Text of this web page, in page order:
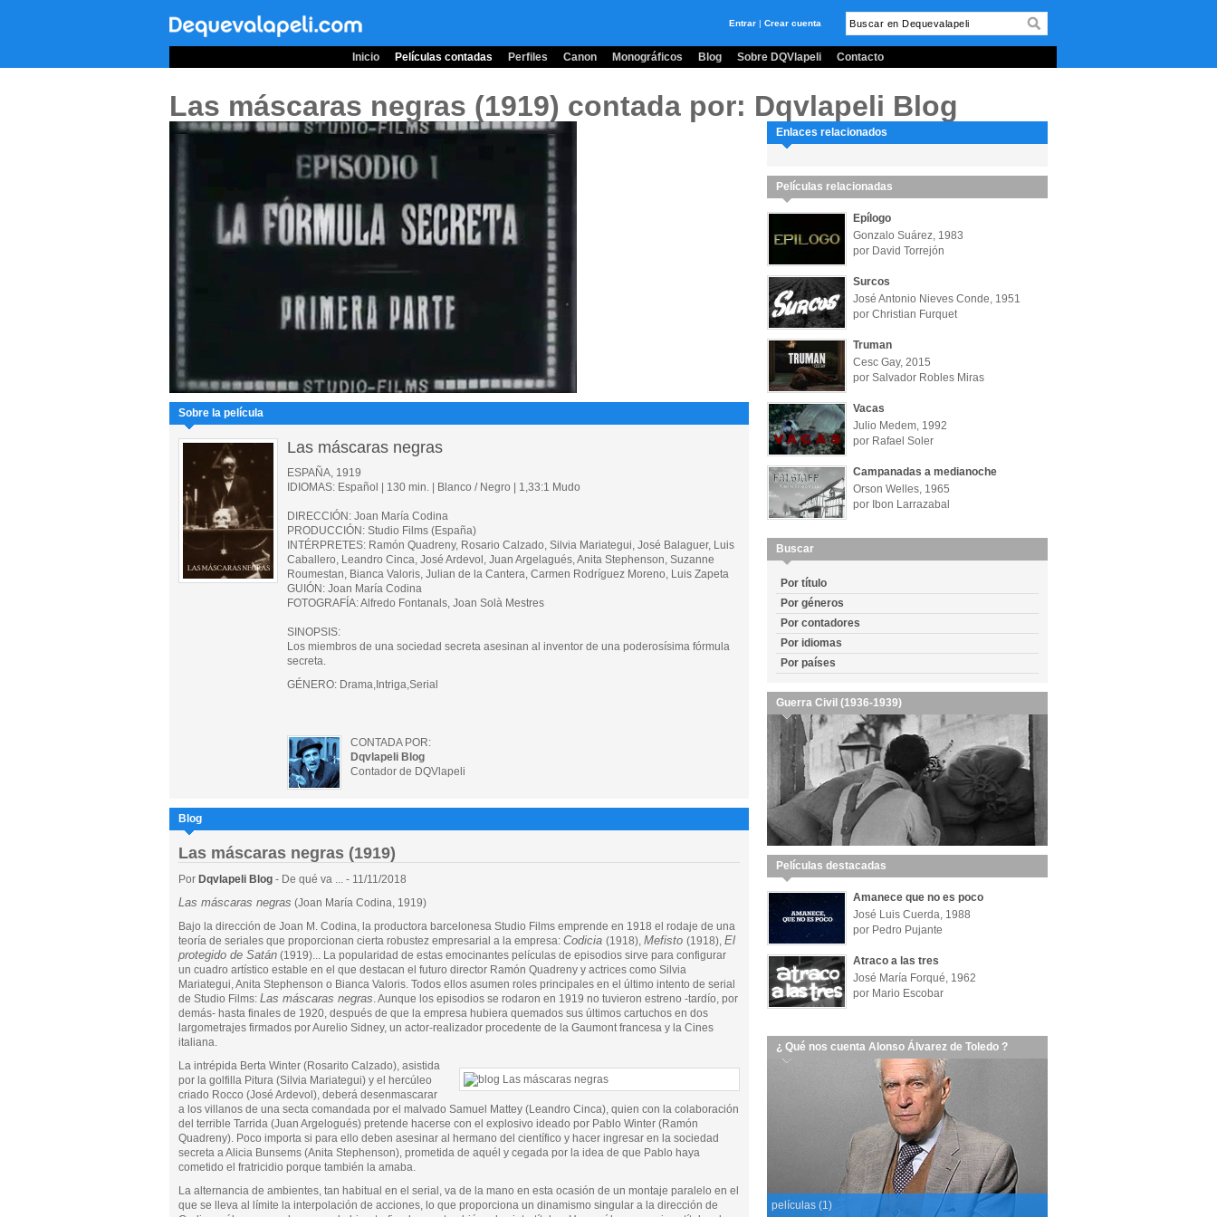
Entrar | Crear cuenta
Inicio Películas contadas Perfiles Canon Monográficos Blog Sobre DQVlapeli Contacto
Las máscaras negras (1919) contada por: Dqvlapeli Blog
Sobre la película
Las máscaras negras
ESPAÑA, 1919
IDIOMAS: Español | 130 min. | Blanco / Negro | 1,33:1 Mudo
DIRECCIÓN: Joan María Codina
PRODUCCIÓN: Studio Films (España)
INTÉRPRETES: Ramón Quadreny, Rosario Calzado, Silvia Mariategui, José Balaguer, Luis
Caballero, Leandro Cinca, José Ardevol, Juan Argelagués, Anita Stephenson, Suzanne
Roumestan, Bianca Valoris, Julian de la Cantera, Carmen Rodríguez Moreno, Luis Zapeta
GUIÓN: Joan María Codina
FOTOGRAFÍA: Alfredo Fontanals, Joan Solà Mestres
SINOPSIS:
Los miembros de una sociedad secreta asesinan al inventor de una poderosísima fórmula
secreta.
GÉNERO: Drama,Intriga,Serial
CONTADA POR:
Dqvlapeli Blog
Contador de DQVlapeli
Blog
Las máscaras negras (1919)
Por Dqvlapeli Blog - De qué va ... - 11/11/2018
Las máscaras negras (Joan María Codina, 1919)
Bajo la dirección de Joan M. Codina, la productora barcelonesa Studio Films emprende en 1918 el rodaje de una
teoría de seriales que proporcionan cierta robustez empresarial a la empresa: Codicia (1918), Mefisto (1918), El
protegido de Satán (1919)... La popularidad de estas emocinantes películas de episodios sirve para configurar
un cuadro artístico estable en el que destacan el futuro director Ramón Quadreny y actrices como Silvia
Mariategui, Anita Stephenson o Bianca Valoris. Todos ellos asumen roles principales en el último intento de serial
de Studio Films: Las máscaras negras. Aunque los episodios se rodaron en 1919 no tuvieron estreno -tardío, por
demás- hasta finales de 1920, después de que la empresa hubiera quemados sus últimos cartuchos en dos
largometrajes firmados por Aurelio Sidney, un actor-realizador procedente de la Gaumont francesa y la Cines
italiana.
La intrépida Berta Winter (Rosarito Calzado), asistida
por la golfilla Pitura (Silvia Mariategui) y el hercúleo
criado Rocco (José Ardevol), deberá desenmascarar
a los villanos de una secta comandada por el malvado Samuel Mattey (Leandro Cinca), quien con la colaboración
del terrible Tarrida (Juan Argelogués) pretende hacerse con el explosivo ideado por Pablo Winter (Ramón
Quadreny). Poco importa si para ello deben asesinar al hermano del científico y hacer ingresar en la sociedad
secreta a Alicia Bunsems (Anita Stephenson), prometida de aquél y cegada por la idea de que Pablo haya
cometido el fratricidio porque también la amaba.
La alternancia de ambientes, tan habitual en el serial, va de la mano en esta ocasión de un montaje paralelo en el
que se lleva al límite la interpolación de acciones, lo que proporciona un dinamismo singular a la dirección de
Enlaces relacionados
Películas relacionadas
Epílogo
Gonzalo Suárez, 1983
por David Torrejón
Surcos
José Antonio Nieves Conde, 1951
por Christian Furquet
Truman
Cesc Gay, 2015
por Salvador Robles Miras
Vacas
Julio Medem, 1992
por Rafael Soler
Campanadas a medianoche
Orson Welles, 1965
por Ibon Larrazabal
Buscar
Por título
Por géneros
Por contadores
Por idiomas
Por países
Guerra Civil (1936-1939)
Películas destacadas
Amanece que no es poco
José Luis Cuerda, 1988
por Pedro Pujante
Atraco a las tres
José María Forqué, 1962
por Mario Escobar
¿ Qué nos cuenta Alonso Álvarez de Toledo ?
películas (1)